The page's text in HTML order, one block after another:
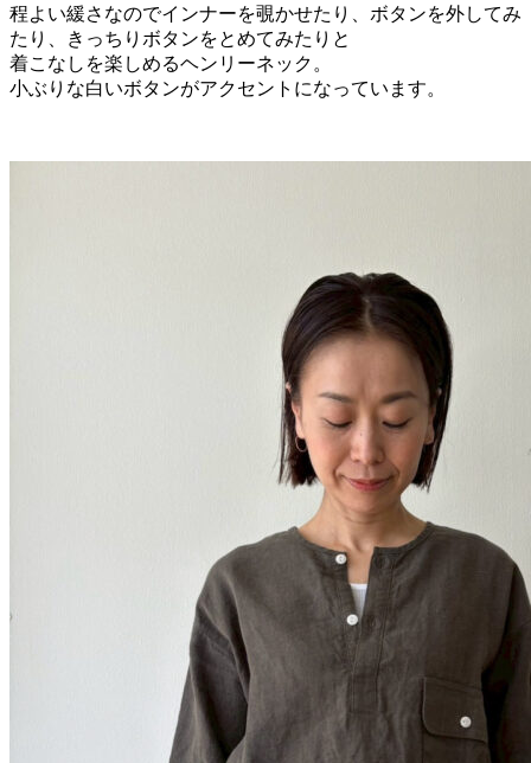
程よい緩さなのでインナーを覗かせたり、ボタンを外してみ
たり、きっちりボタンをとめてみたりと
着こなしを楽しめるヘンリーネック。
小ぶりな白いボタンがアクセントになっています。